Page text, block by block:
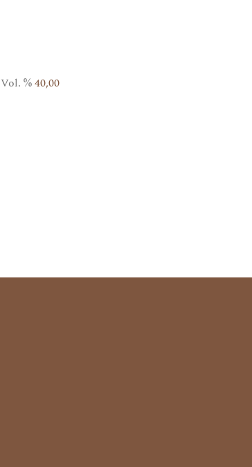
Vol. %40,00